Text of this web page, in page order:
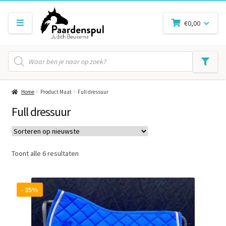
Producten
zoeken
€0,00
Home Product Maat Full dressuur
Full dressuur
Toont alle 6 resultatenGesorteerd
- 35%